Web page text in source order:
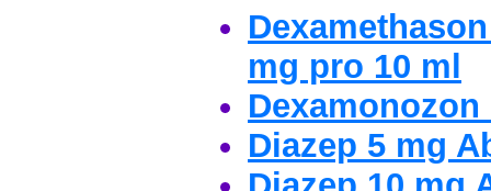
mg pro 10 ml
Dexamonozon
Diazep 5 mg